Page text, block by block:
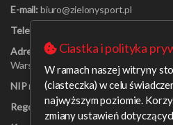
E-mail:
Telefon:
Adres:
Al. Jerozolimskie 30/21
Warszawa 00-024
NIP nr:
526-16-67-131
Regon nr:001408329
Ciastka i polityka
W ramach naszej witryny
(ciasteczka) w celu
najwyższym poziomie.
zmiany ustawień